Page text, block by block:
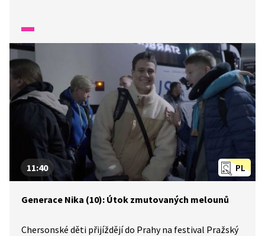
Strach ho pronásleduje i ve snech. Nakonec se obrátí
na sestřenici, které důvěřuje. Ta mu pomůže o jeho
obavách mluvit, pojmenovat je a nabídne mu oporu
i základní představu o tom, co může v následujícím
období očekávat.
PL
11:40
Generace Nika (10): Útok zmutovaných melounů
Chersonské děti přijíždějí do Prahy na festival Pražský